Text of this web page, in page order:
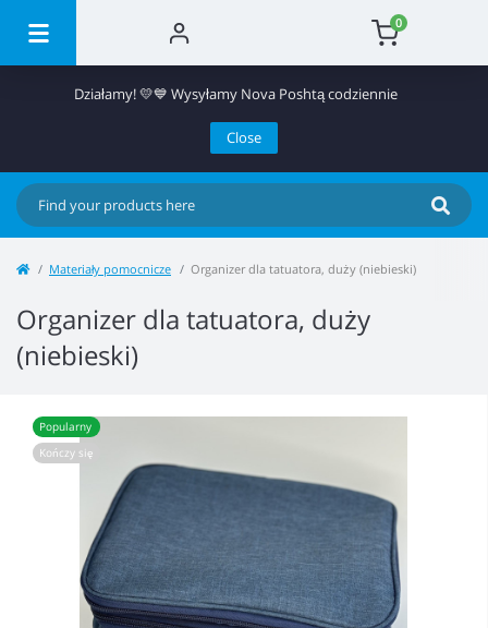
0
Działamy! 💛💙 Wysyłamy Nova Poshtą codziennie
Close
Materiały pomocnicze Organizer dla tatuatora, duży (niebieski)
Organizer dla tatuatora, duży
(niebieski)
Popularny
Kończy się